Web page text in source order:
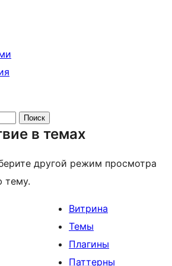
в темах
другой режим просмотра
тему.
Витрина
Темы
Плагины
Паттерны